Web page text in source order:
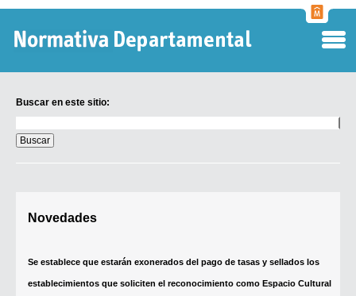
Buscar en este sitio:
en
este
sitio:
Novedades
Se establece que estarán exonerados del pago de tasas y sellados los
establecimientos que soliciten el reconocimiento como Espacio Cultural